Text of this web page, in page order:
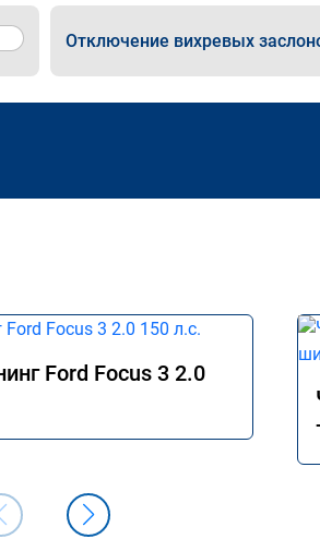
Отключение вихревых
Ford Focus 3 2.0